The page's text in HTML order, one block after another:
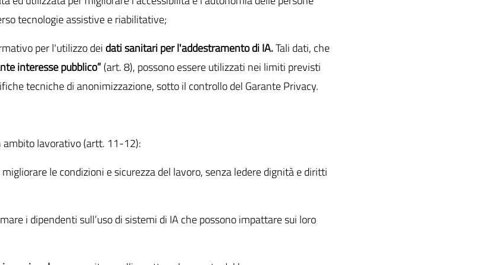
tecnologie assistive e riabilitative;
per l'utilizzo dei dati sanitari per l'addestramento di IA.Tali dati, che
interesse pubblico”(art. 8), possono essere utilizzati nei limiti previsti
tecniche di anonimizzazione, sotto il controllo del Garante Privacy.
ambito lavorativo (artt. 11-12):
migliorare le condizioni e sicurezza del lavoro, senza ledere dignità e diritti
i dipendenti sull’uso di sistemi di IA che possono impattare sui loro